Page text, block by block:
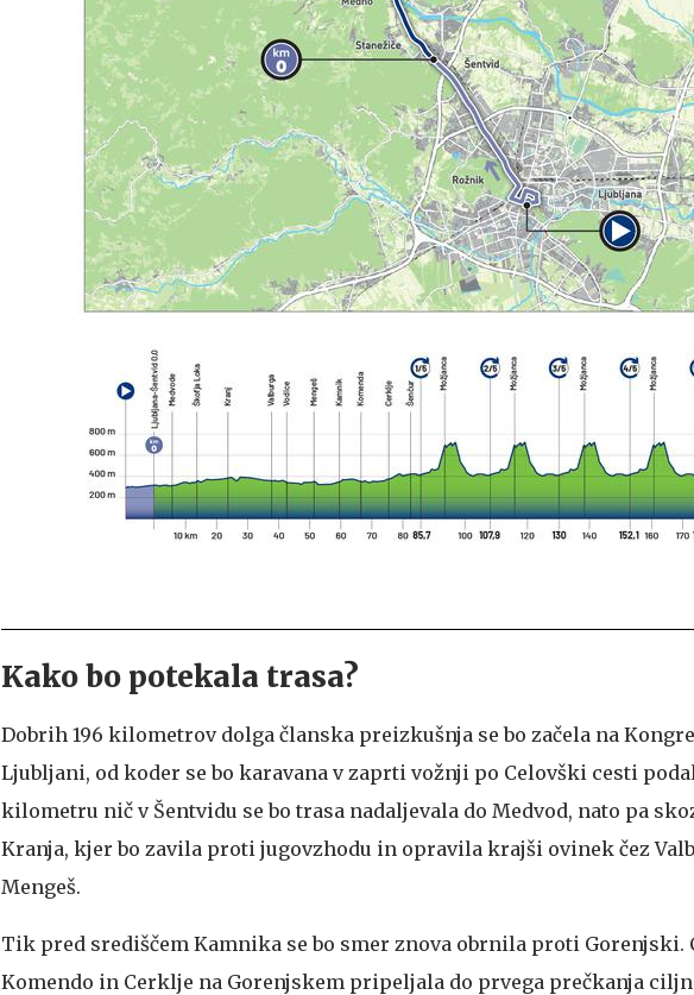
Kako bo potekala trasa?
Dobrih 196 kilometrov dolga članska preizkušnja se bo začela na
Ljubljani, od koder se bo karavana v zaprti vožnji po Celovški cesti
kilometru nič v Šentvidu se bo trasa nadaljevala do Medvod, nato pa
Kranja, kjer bo zavila proti jugovzhodu in opravila krajši ovinek čez
Mengeš.
Tik pred središčem Kamnika se bo smer znova obrnila proti Gorenjski.
Komendo in Cerklje na Gorenjskem pripeljala do prvega prečkanja